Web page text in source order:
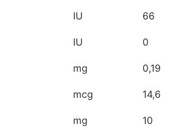
IU 66
IU 0
mg 0,19
mcg 14,6
mg 10